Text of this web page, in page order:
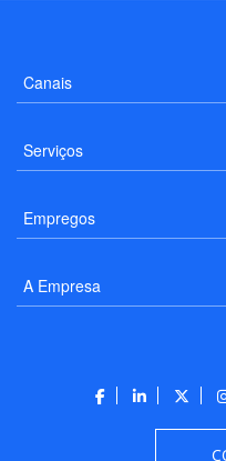
Canais
Serviços
Empregos
A Empresa